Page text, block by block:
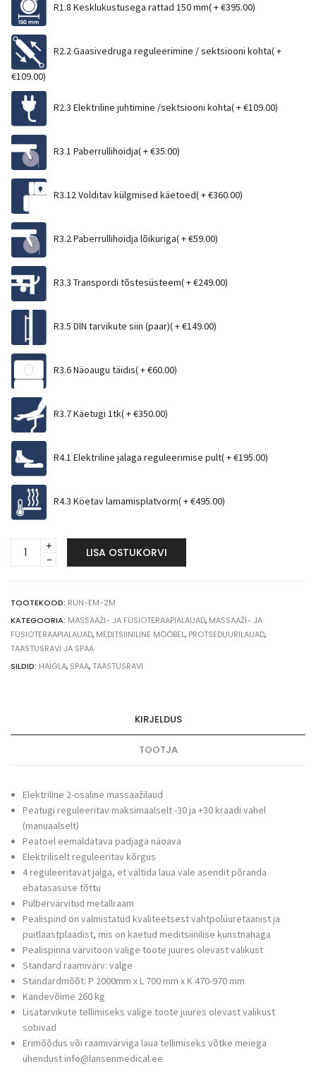
R1.8 Kesklukustusega rattad 150 mm( +€395.00)
R2.2 Gaasivedruga reguleerimine / sektsiooni kohta( +
€109.00)
R2.3 Elektriline juhtimine /sektsiooni kohta( +€109.00)
R3.1 Paberrullihoidja( +€35.00)
R3.12 Volditav külgmised käetoed( +€360.00)
R3.2 Paberrullihoidja lõikuriga( +€59.00)
R3.3 Transpordi tõstesüsteem( +€249.00)
R3.5 DIN tarvikute siin (paar)( +€149.00)
R3.6 Näoaugu täidis( +€60.00)
R3.7 Käetugi 1tk( +€350.00)
R4.1 Elektriline jalaga reguleerimise pult( +€195.00)
R4.3 Köetav lamamisplatvorm( +€495.00)
Elektriline
massaažilaud
quantity
LISA OSTUKORVI
TOOTEKOOD: RUN-EM-2M
KATEGOORIA: MASSAAŽI- JA FÜSIOTERAAPIALAUAD, MASSAAŽI- JA
FÜSIOTERAAPIALAUAD, MEDITSIINILINE MÖÖBEL, PROTSEDUURILAUAD,
TAASTUSRAVI JA SPAA
SILDID: HAIGLA, SPAA, TAASTUSRAVI
KIRJELDUS
TOOTJA
Elektriline 2-osaline massaažilaud
Peatugi reguleeritav maksimaalselt -30 ja +30 kraadi vahel
(manuaalselt)
Peatoel eemaldatava padjaga näoava
Elektriliselt reguleeritav kõrgus
4 reguleeritavat jalga, et vältida laua vale asendit põranda
ebatasasuse tõttu
Pulbervärvitud metallraam
Pealispind on valmistatud kvaliteetsest vahtpolüuretaanist ja
puitlaastplaadist, mis on kaetud meditsiinilise kunstnahaga
Pealispinna värvitoon valige toote juures olevast valikust
Standard raamivärv: valge
Standardmõõt: P 2000mm x L 700 mm x K 470-970 mm
Kandevõime 260 kg
Lisatarvikute tellimiseks valige toote juures olevast valikust
sobivad
Erimõõdus või raamivärviga laua tellimiseks võtke meiega
ühendust info@lansenmedical.ee